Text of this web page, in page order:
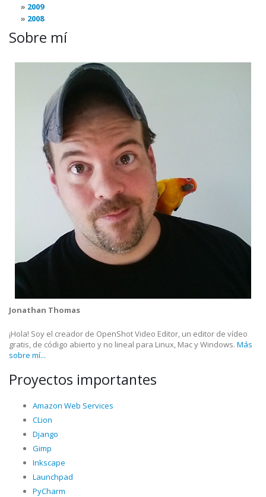
2009
2008
Sobre mí
Jonathan Thomas
¡Hola! Soy el creador de OpenShot Video Editor, un editor de vídeo
gratis, de código abierto y no lineal para Linux, Mac y Windows. Más
sobre mí...
Proyectos importantes
Amazon Web Services
CLion
Django
Gimp
Inkscape
Launchpad
PyCharm